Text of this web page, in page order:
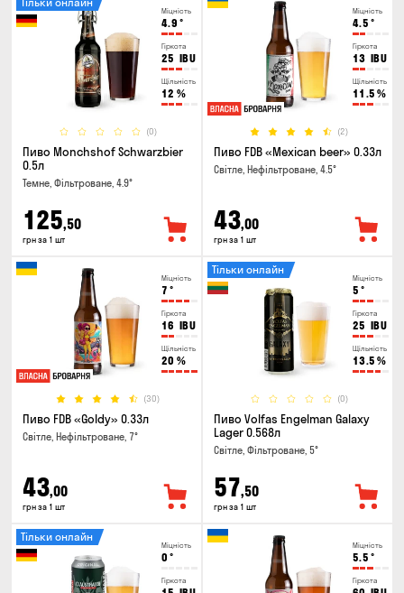
Міцність
4.9 °
Гіркота
25 IBU
Щільність
12 %
(0)
Пиво Monchshof Schwarzbier
0.5л
Темне, Фільтроване, 4.9°
125,50
грн за 1 шт
Міцність
4.5 °
Гіркота
13 IBU
Щільність
11.5 %
(2)
Пиво FDB «Mexican beer» 0.33л
Світле, Нефільтроване, 4.5°
43,00
грн за 1 шт
Міцність
7 °
Гіркота
16 IBU
Щільність
20 %
(30)
Пиво FDB «Goldy» 0.33л
Світле, Нефільтроване, 7°
43,00
грн за 1 шт
Міцність
5 °
Гіркота
25 IBU
Щільність
13.5 %
(0)
Тільки онлайн
Пиво Volfas Engelman Galaxy
Lager 0.568л
Світле, Фільтроване, 5°
57,50
грн за 1 шт
Міцність
0 °
Гіркота
Тільки онлайн
Міцність
5.5 °
Гіркота